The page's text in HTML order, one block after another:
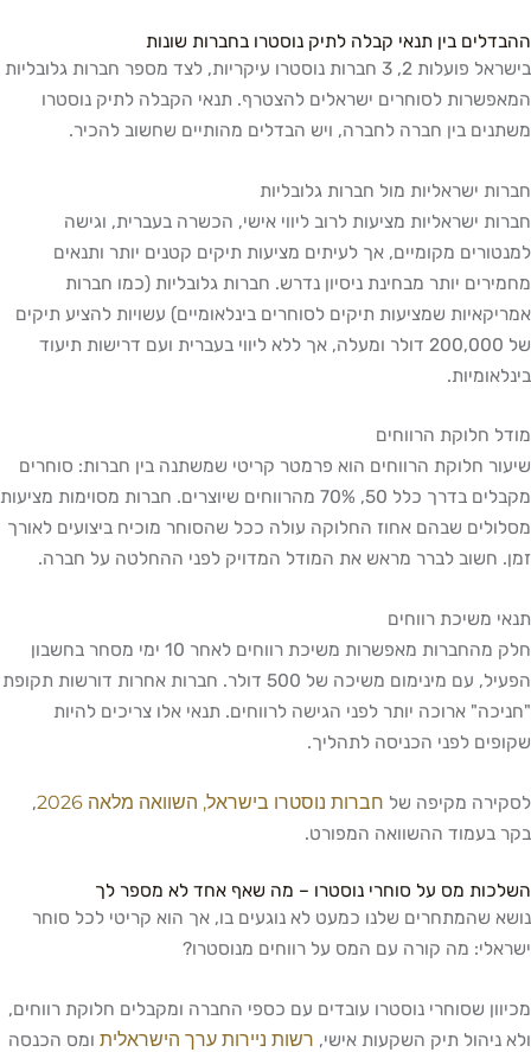
בין תנאי קבלה לתיק נוסטרו בחברות שונות
בישראל פועלות 2, 3 חברות נוסטרו עיקריות, לצד מספר חברות גלובליות
לסוחרים ישראלים להצטרף. תנאי הקבלה לתיק נוסטרו
בין חברה לחברה, ויש הבדלים מהותיים שחשוב להכיר.
ישראליות מול חברות גלובליות
ישראליות מציעות לרוב ליווי אישי, הכשרה בעברית, וגישה
מקומיים, אך לעיתים מציעות תיקים קטנים יותר ותנאים
יותר מבחינת ניסיון נדרש. חברות גלובליות (כמו חברות
שמציעות תיקים לסוחרים בינלאומיים) עשויות להציע תיקים
של 200,000 דולר ומעלה, אך ללא ליווי בעברית ועם דרישות תיעוד
חלוקת הרווחים
חלוקת הרווחים הוא פרמטר קריטי שמשתנה בין חברות: סוחרים
מקבלים בדרך כלל 50, 70% מהרווחים שיוצרים. חברות מסוימות מציעות
שבהם אחוז החלוקה עולה ככל שהסוחר מוכיח ביצועים לאורך
חשוב לברר מראש את המודל המדויק לפני ההחלטה על חברה.
משיכת רווחים
חלק מהחברות מאפשרות משיכת רווחים לאחר 10 ימי מסחר בחשבון
הפעיל, עם מינימום משיכה של 500 דולר. חברות אחרות דורשות תקופת
ארוכה יותר לפני הגישה לרווחים. תנאי אלו צריכים להיות
לפני הכניסה לתהליך.
מקיפה של חברות נוסטרו בישראל, השוואה מלאה 2026
,
בעמוד ההשוואה המפורט.
מס על סוחרי נוסטרו – מה שאף אחד לא מספר לך
שהמתחרים שלנו כמעט לא נוגעים בו, אך הוא קריטי לכל סוחר
מה קורה עם המס על רווחים מנוסטרו?
שסוחרי נוסטרו עובדים עם כספי החברה ומקבלים חלוקת רווחים,
תיק השקעות אישי,רשות ניירות ערך הישראליתומס הכנסה